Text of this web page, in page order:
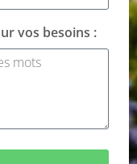
vos besoins :